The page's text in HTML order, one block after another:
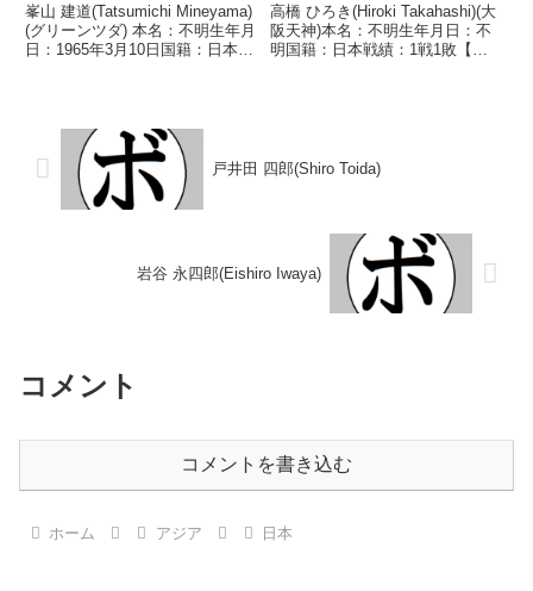
峯山 建道(Tatsumichi Mineyama)
(グリーンツダ) 本名：不明生年月
日：1965年3月10日国籍：日本戦
(白鷺)■198...
高橋 ひろき(Hiroki Takahashi)(大
阪天神)本名：不明生年月日：不
明国籍：日本戦績：1戦1敗【獲
戸井田 四郎(Shiro Toida)
岩谷 永四郎(Eishiro Iwaya)
コメント
コメントを書き込む
ホーム アジア 日本